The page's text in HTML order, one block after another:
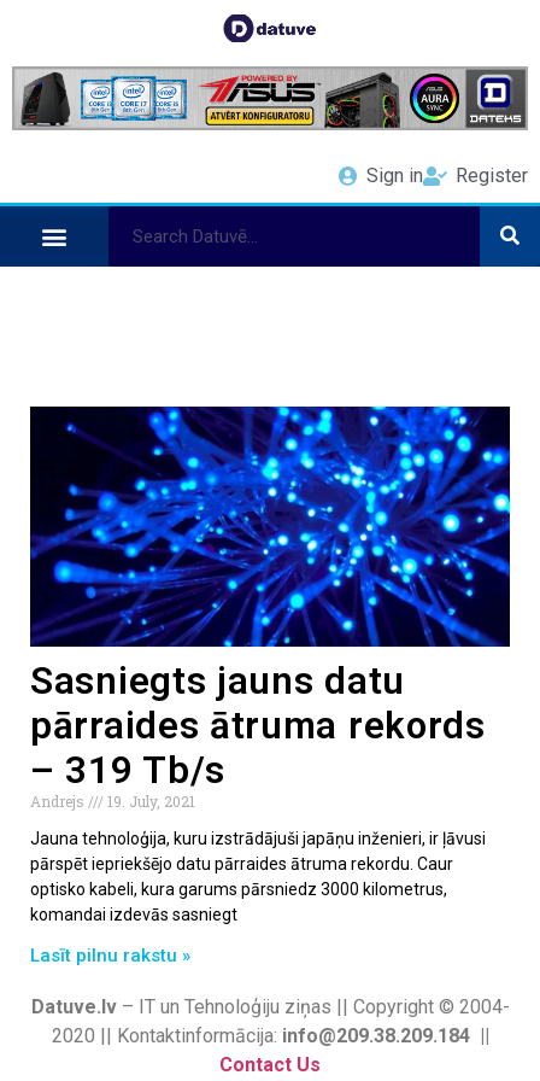
Sign in Register
Sasniegts jauns datu
pārraides ātruma rekords
– 319 Tb/s
Andrejs
19. July, 2021
Jauna tehnoloģija, kuru izstrādājuši japāņu inženieri, ir ļāvusi
pārspēt iepriekšējo datu pārraides ātruma rekordu. Caur
optisko kabeli, kura garums pārsniedz 3000 kilometrus,
komandai izdevās sasniegt
Lasīt pilnu rakstu »
Datuve.lv– IT un Tehnoloģiju ziņas || Copyright © 2004-
2020 || Kontaktinformācija: info@209.38.209.184 ||
Contact Us